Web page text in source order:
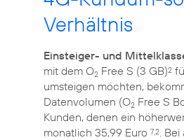
Verhältnis
Einsteiger- und
mit dem O2 Free S (3 GB)2
umsteigen möchten,
Datenvolumen (O2 Free S
Kunden, denen ein
monatlich 35,99 Euro 7,2.